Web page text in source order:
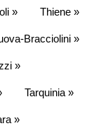
» Thiene »
Bracciolini »
»
Tarquinia »
»